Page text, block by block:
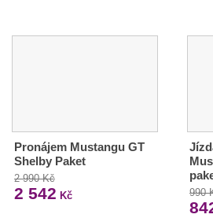
Pronájem Mustangu GT
Shelby Paket
2 990 Kč
2 542 Kč 990